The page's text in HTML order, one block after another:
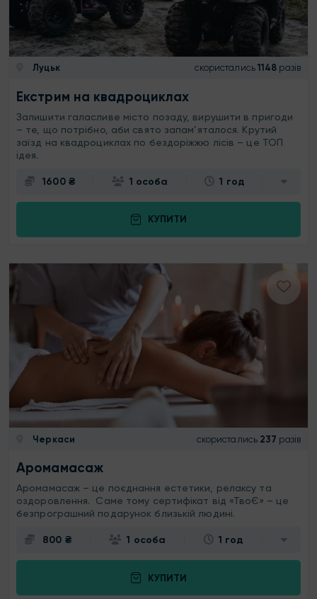
Луцьк скористались 1148 разів
Екстрим на квадроциклах
Залишити галасливе місто позаду, вирушити в пригоди
– те, що потрібно, аби свято запам’яталося. Крутий
заїзд на квадроциклах по бездоріжжю лісів – це ТОП
ідея.
1600 ₴ 1 особа 1 год
КУПИТИ
Черкаси скористались 237 разів
Аромамасаж
Аромамасаж – це поєднання естетики, релаксу та
оздоровлення. Саме тому сертифікат від «ТвоЄ» – це
безпрограшний подарунок близькій людині.
800 ₴ 1 особа 1 год
КУПИТИ